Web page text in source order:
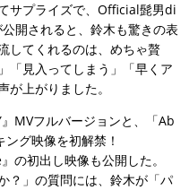
サプライズで、Official髭男di
開されると、鈴木も驚きの表
してくれるのは、めちゃ贅
「見入ってしまう」「早くア
上がりました。
MVフルバージョンと、「Ab
グ映像を初解禁！
の初出し映像も公開した。
？」の質問には、鈴木が「パ